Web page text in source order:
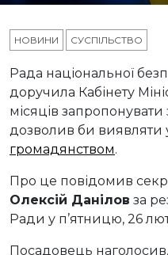
НОВИНИ СУСПІЛЬСТВО
Рада національної
доручила Кабінету
місяців
дозволив би виявляти
громадянством.
Про це повідомив
Олексій Данілов за
Ради у п’ятницю, 26
Посадовець